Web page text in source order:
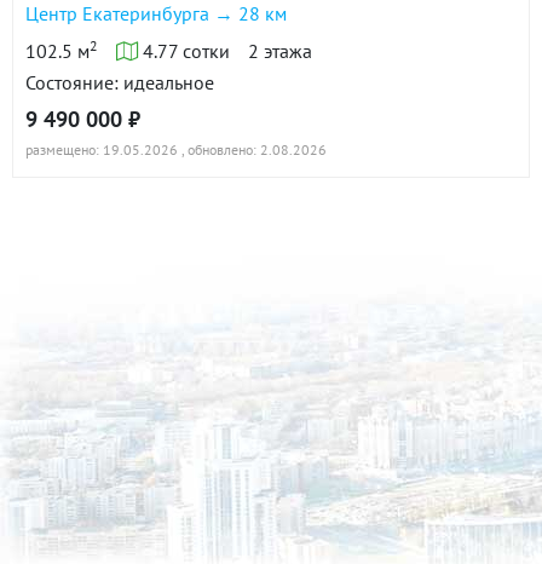
Центр Екатеринбурга → 28 км
102.5 м2 4.77 сотки
2 этажа
Состояние: идеальное
9 490 000 ₽
размещено: 19.05.2026 , обновлено: 2.08.2026